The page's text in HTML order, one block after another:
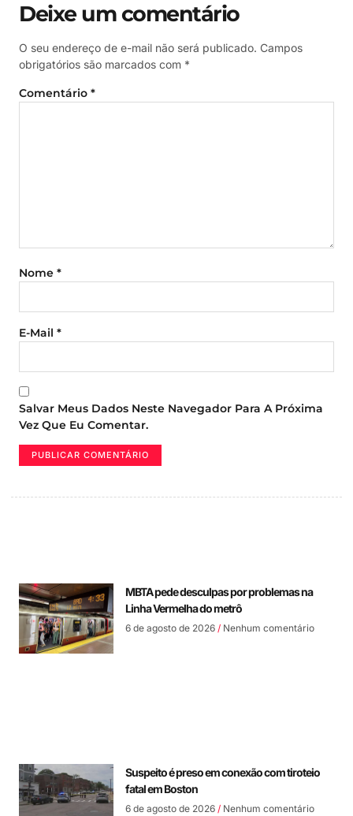
Deixe um comentário
O seu endereço de e-mail não será publicado. Campos
obrigatórios são marcados com *
Comentário *
Nome *
E-Mail *
Salvar Meus Dados Neste Navegador Para A Próxima
Vez Que Eu Comentar.
MBTA pede desculpas por problemas na
Linha Vermelha do metrô
6 de agosto de 2026 Nenhum comentário
Suspeito é preso em conexão com tiroteio
fatal em Boston
6 de agosto de 2026 Nenhum comentário